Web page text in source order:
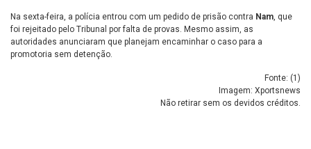
Na sexta-feira, a polícia entrou com um pedido de prisão contra Nam , que
foi rejeitado pelo Tribunal por falta de provas. Mesmo assim, as
autoridades anunciaram que planejam encaminhar o caso para a
promotoria sem detenção.
Fonte: (1 )
Imagem: Xportsnews
Não retirar sem os devidos créditos.